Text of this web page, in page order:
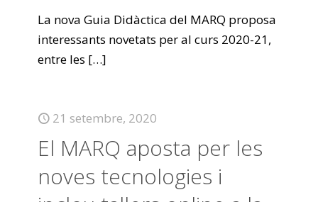
La nova Guia Didàctica del MARQ proposa
interessants novetats per al curs 2020-21,
entre les […]
21 setembre, 2020
El MARQ aposta per les
noves tecnologies i